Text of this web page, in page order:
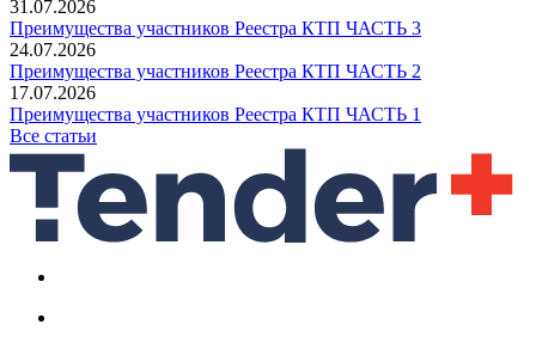
31.07.2026
Преимущества участников Реестра КТП ЧАСТЬ 3
24.07.2026
Преимущества участников Реестра КТП ЧАСТЬ 2
17.07.2026
Преимущества участников Реестра КТП ЧАСТЬ 1
Все статьи